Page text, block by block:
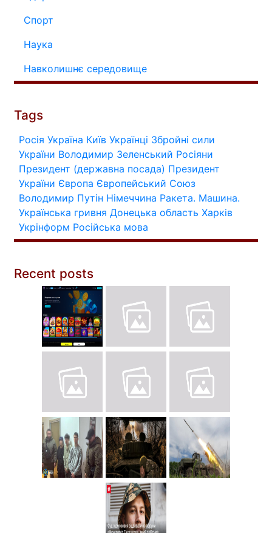
Спорт
Наука
Навколишнє середовище
Tags
Росія Україна Київ Українці Збройні сили
України Володимир Зеленський Росіяни
Президент (державна посада) Президент
України Європа Європейський Союз
Володимир Путін Німеччина Ракета. Машина.
Українська гривня Донецька область Харків
Укрінформ Російська мова
Recent posts